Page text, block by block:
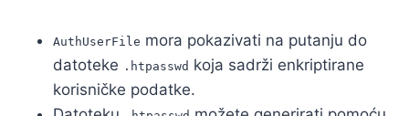
AuthUserFile mora pokazivati na putanju do
datoteke .htpasswd koja sadrži enkriptirane
korisničke podatke.